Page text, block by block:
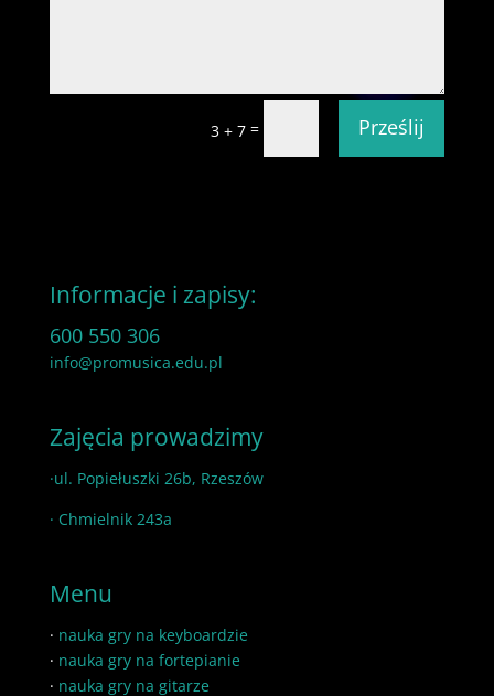
3 + 7 = Prześlij
Informacje i zapisy:
600 550 306
info@promusica.edu.pl
Zajęcia prowadzimy
·ul. Popiełuszki 26b, Rzeszów
· Chmielnik 243a
Menu
· nauka gry na keyboardzie
· nauka gry na fortepianie
· nauka gry na gitarze